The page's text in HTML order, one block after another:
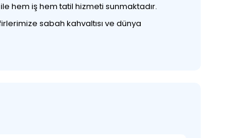
hem iş hem tatil hizmeti sunmaktadır.
sabah kahvaltısı ve dünya